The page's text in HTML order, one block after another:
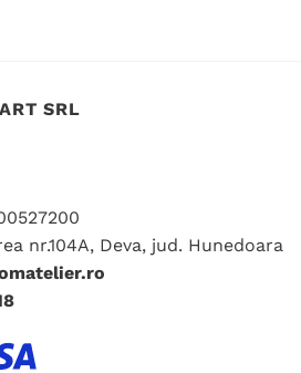
SRL
nr.104A, Deva, jud. Hunedoara